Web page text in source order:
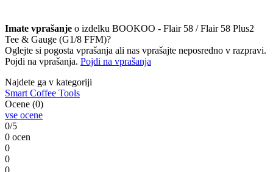
Imate vprašanje o izdelku BOOKOO - Flair 58 / Flair 58 Plus2
Tee & Gauge (G1/8 FFM)?
Oglejte si pogosta vprašanja ali nas vprašajte neposredno v razpravi.
Pojdi na vprašanja. Pojdi na vprašanja
Najdete ga v kategoriji
Smart Coffee Tools
Ocene (0)
vse ocene
0/5
0 ocen
0
0